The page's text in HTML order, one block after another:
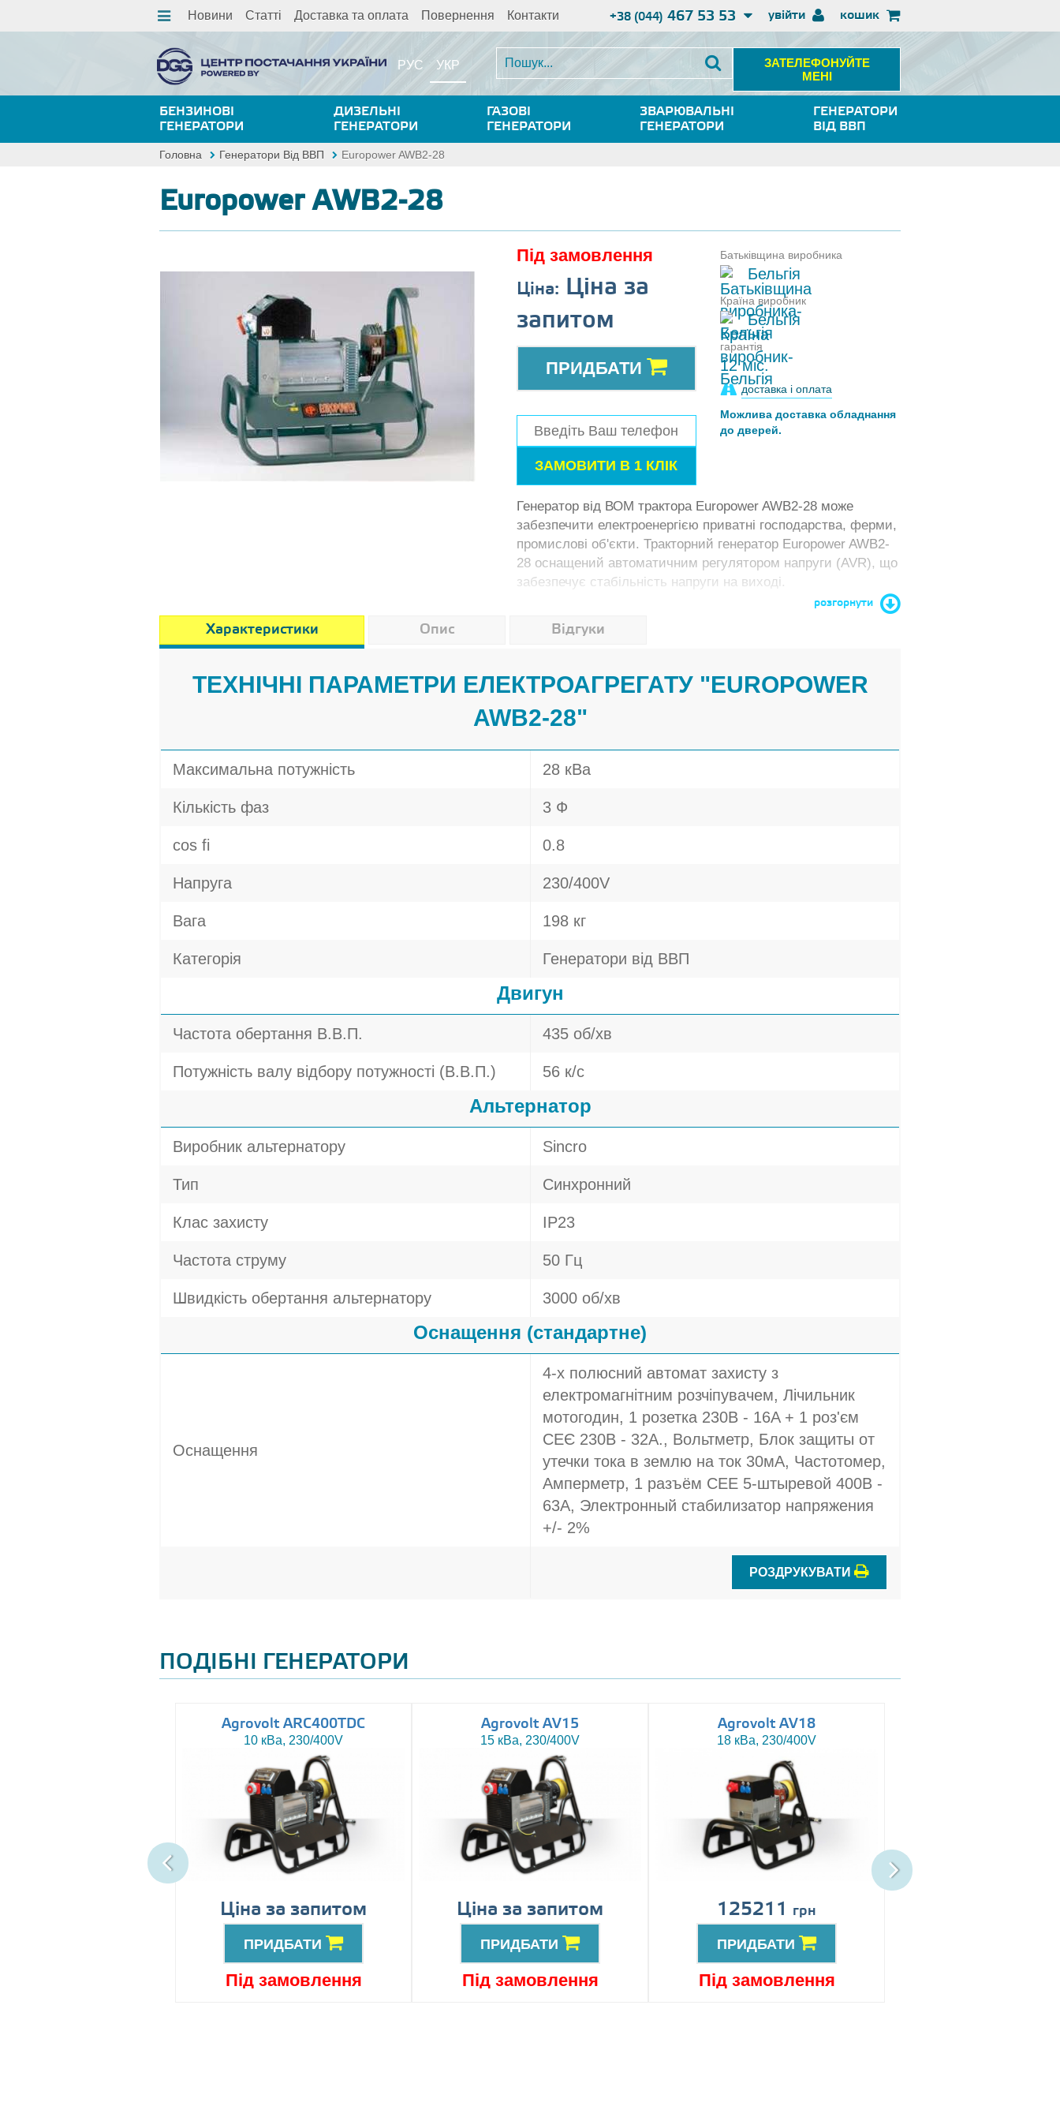
Новини Статті Доставка та оплата Повернення Контакти увійти
+38 (044) 467 53 53 кошик
РУС УКР
ЗАТЕЛЕФОНУЙТЕ
МЕНІ
БЕНЗИНОВІ
ГЕНЕРАТОРИ
ДИЗЕЛЬНІ
ГЕНЕРАТОРИ
ГАЗОВІ
ГЕНЕРАТОРИ
ЗВАРЮВАЛЬНІ
ГЕНЕРАТОРИ
ГЕНЕРАТОРИ
ВІД ВВП
Головна Генератори Від ВВП Europower AWB2-28
Europower AWB2-28
Під замовлення
Ціна: Ціна за
запитом
ПРИДБАТИ
Батьківщина виробника
Бельгія
Країна виробник
Бельгія
гарантія
12 міс.
доставка і оплата
Можлива доставка обладнання
до дверей.
Генератор від ВОМ трактора Europower AWB2-28 може
забезпечити електроенергією приватні господарства, ферми,
промислові об'єкти. Тракторний генератор Europower AWB2-
28 оснащений автоматичним регулятором напруги (AVR), що
забезпечує стабільність напруги на виході.
розгорнути
Характеристики Опис Відгуки
ТЕХНІЧНІ ПАРАМЕТРИ ЕЛЕКТРОАГРЕГАТУ "EUROPOWER
AWB2-28"
Максимальна потужність 28 кВа
Кількість фаз 3 Ф
cos fi 0.8
Напруга 230/400V
Вага 198 кг
Категорія Генератори від ВВП
Двигун
Частота обертання В.В.П. 435 об/хв
Потужність валу відбору потужності (В.В.П.) 56 к/с
Альтернатор
Виробник альтернатору Sincro
Тип Синхронний
Клас захисту IP23
Частота струму 50 Гц
Швидкість обертання альтернатору 3000 об/хв
Оснащення (стандартне)
Оснащення
4-х полюсний автомат захисту з
електромагнітним розчіпувачем, Лічильник
мотогодин, 1 розетка 230В - 16A + 1 роз'єм
СЕЄ 230В - 32A., Вольтметр, Блок защиты от
утечки тока в землю на ток 30мА, Частотомер,
Амперметр, 1 разъём CEE 5-штыревой 400В -
63A, Электронный стабилизатор напряжения
+/- 2%
РОЗДРУКУВАТИ
ПОДІБНІ ГЕНЕРАТОРИ
Agrovolt ARC400TDC
10 кВа, 230/400V
Ціна за запитом
ПРИДБАТИ
Під замовлення
Agrovolt AV15
15 кВа, 230/400V
Ціна за запитом
ПРИДБАТИ
Під замовлення
Agrovolt AV18
18 кВа, 230/400V
125211 грн
ПРИДБАТИ
Під замовлення